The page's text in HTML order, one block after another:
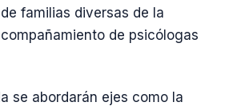
familias diversas de la
de psicólogas
se abordarán ejes como la